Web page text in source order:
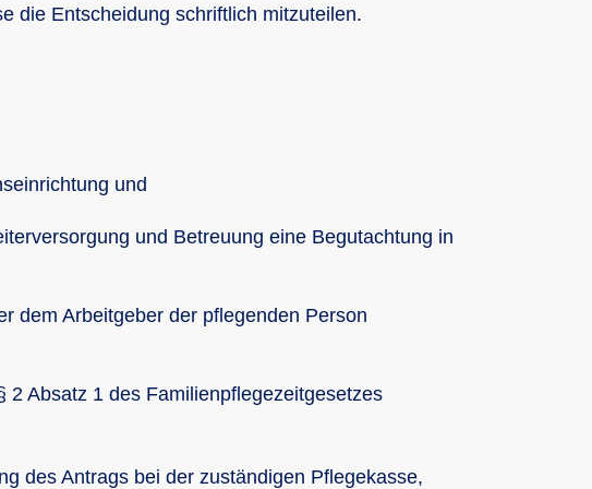
die Entscheidung schriftlich mitzuteilen.
und
und Betreuung eine Begutachtung in
dem Arbeitgeber der pflegenden Person
Absatz 1 des Familienpflegezeitgesetzes
des Antrags bei der zuständigen Pflegekasse,